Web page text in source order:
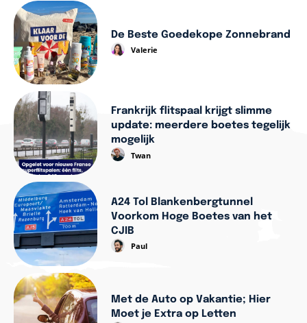
De Beste Goedekope Zonnebrand
Valerie
Frankrijk flitspaal krijgt slimme
update: meerdere boetes tegelijk
mogelijk
Twan
A24 Tol Blankenbergtunnel
Voorkom Hoge Boetes van het
CJIB
Paul
Met de Auto op Vakantie; Hier
Moet je Extra op Letten